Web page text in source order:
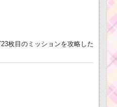
枚目のミッションを攻略した